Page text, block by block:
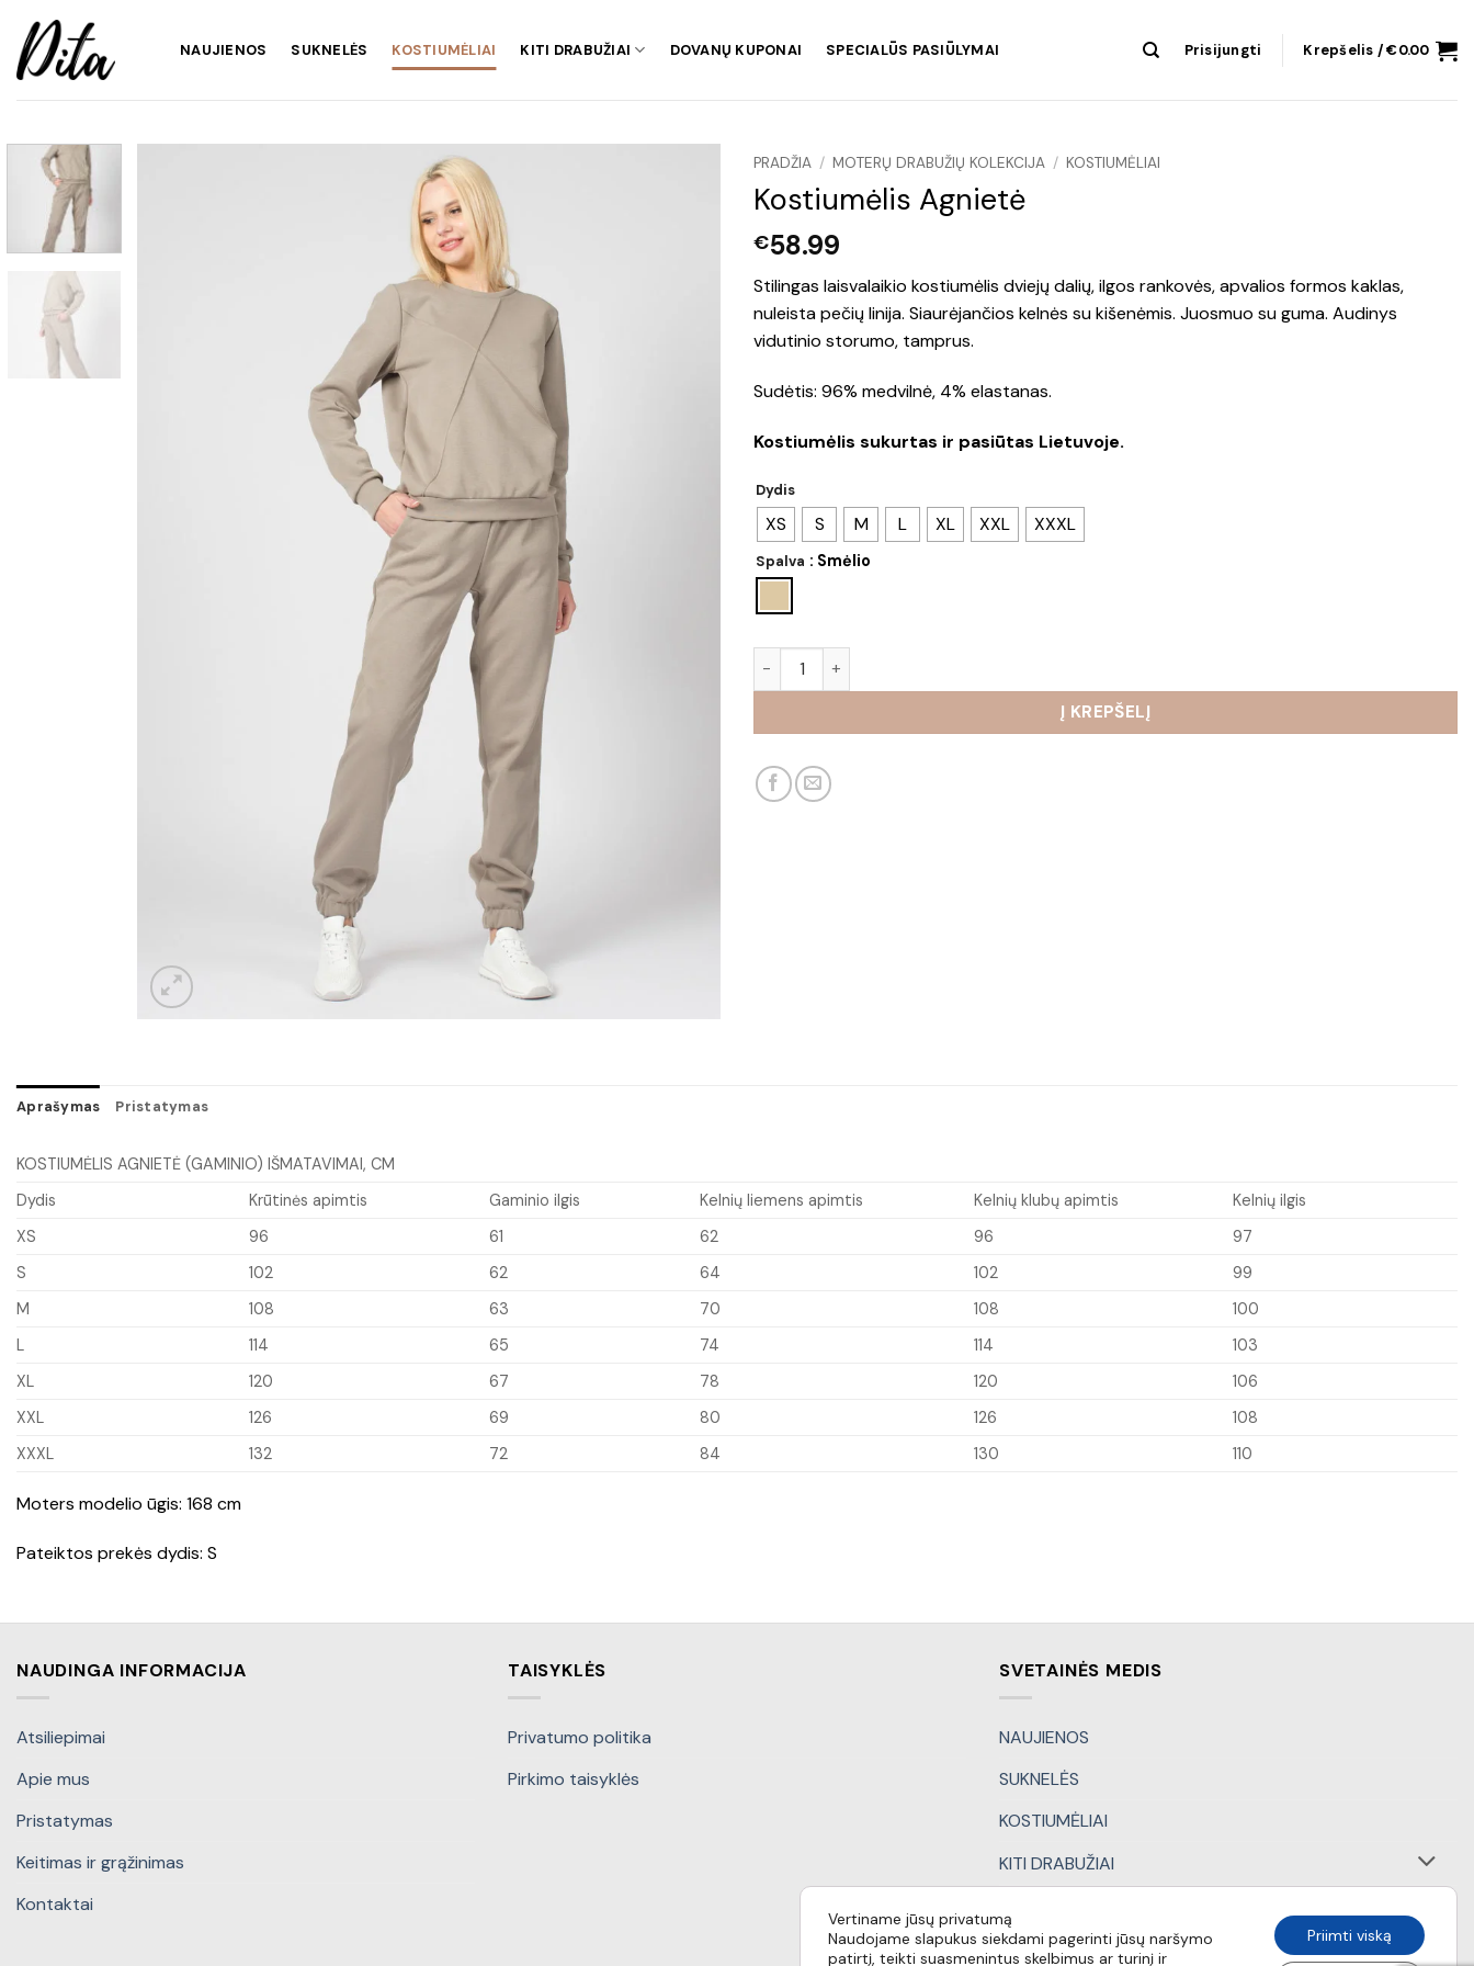
content
NAUJIENOS SUKNELĖS KOSTIUMĖLIAI KITI DRABUŽIAI DOVANŲ KUPONAI SPECIALŪS PASIŪLYMAI Prisijungti Krepšelis /€0.00
PRADŽIA / MOTERŲ DRABUŽIŲ KOLEKCIJA / KOSTIUMĖLIAI
Kostiumėlis Agnietė
€58.99
Stilingas laisvalaikio kostiumėlis dviejų dalių, ilgos rankovės, apvalios formos kaklas,
nuleista pečių linija. Siaurėjančios kelnės su kišenėmis. Juosmuo su guma. Audinys
vidutinio storumo, tamprus.
Sudėtis: 96% medvilnė, 4% elastanas.
Kostiumėlis sukurtas ir pasiūtas Lietuvoje.
Dydis
XS S M L XL XXL XXXL
Spalva : Smėlio
produkto kiekis: Kostiumėlis Agnietė
Į KREPŠELĮ
Aprašymas Pristatymas
KOSTIUMĖLIS AGNIETĖ (GAMINIO) IŠMATAVIMAI, CM
Dydis
Krūtinės apimtis Gaminio ilgis Kelnių liemens apimtis Kelnių klubų apimtis
Kelnių ilgis
XS
96 61 62 96
97
S
102 62 64 102
99
M
108 63 70 108
100
L
114 65 74 114
103
XL
120 67 78 120
106
XXL
126 69 80 126
108
XXXL
132 72 84 130 110
Moters modelio ūgis: 168 cm
Pateiktos prekės dydis: S
NAUDINGA INFORMACIJA
Atsiliepimai
Apie mus
Pristatymas
Keitimas ir grąžinimas
Kontaktai
TAISYKLĖS
Privatumo politika
Pirkimo taisyklės
SVETAINĖS MEDIS
NAUJIENOS
SUKNELĖS
KOSTIUMĖLIAI
KITI DRABUŽIAI
SPECIALŪS PASIŪLYMAI
Vertiname jūsų privatumą
Naudojame slapukus siekdami pagerinti jūsų naršymo
patirtį, teikti suasmenintus skelbimus ar turinį ir
Priimti viską